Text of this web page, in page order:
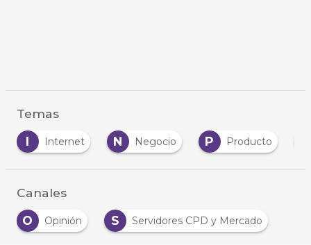
Temas
I
Internet N Negocio P Producto
Canales
O
Opinión S Servidores CPD y Mercado